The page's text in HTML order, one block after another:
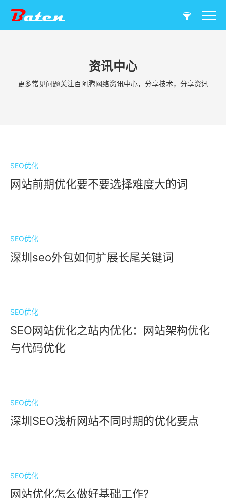
精彩案例关于我们分享经验联系我们
联
系
电
话
1
3
5
1
0
7
9
0
7
2
8
（
微
信
同
号）
公
司
地
址
：
深
圳
市
龙
华
区
东
环
一
路
油
松
科
技
大
厦
A
1
1
0
6
-
1
1
0
7
如
果
您
有
合
作
的
意
愿
，
立
即
联
系
我
们
。
让
我
们
探
讨
更
多
的
可
能
。
资讯中心
更多常见问题关注百阿腾网络资讯中心，分享技术，分享资讯
SEO优化
网站前期优化要不要选择难度大的词
SEO优化
深圳seo外包如何扩展长尾关键词
SEO优化
SEO网站优化之站内优化：网站架构优化
与代码优化
SEO优化
深圳SEO浅析网站不同时期的优化要点
SEO优化
网站优化怎么做好基础工作?